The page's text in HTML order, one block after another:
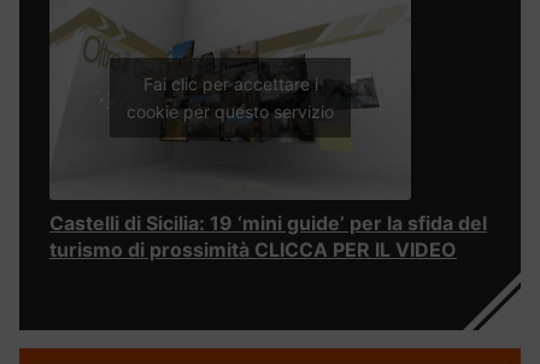
Fai clic per accettare i
cookie per questo servizio
Castelli di Sicilia: 19 ‘mini guide’ per la sfida del
turismo di prossimità CLICCA PER IL VIDEO